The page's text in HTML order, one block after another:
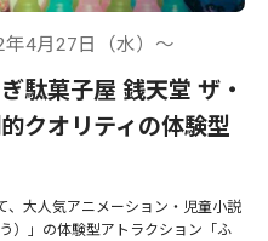
年4月27日（水）〜
駄菓子屋 銭天堂 ザ・
クオリティの体験型
、大人気アニメーション・児童小説
）」の体験型アトラクション「ふ